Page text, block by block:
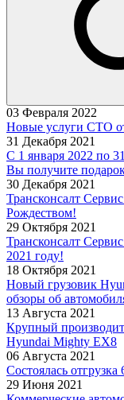
03 Февраля 2022
Новые услуги СТО
31 Декабря 2021
C 1 января 2022 по
Вы получите
30 Декабря 2021
Трансконсалт
Рождеством!
29 Октября 2021
Трансконсалт
2021 году!
18 Октября 2021
Новый грузовик
обзоры об
13 Августа 2021
Крупный
Hyundai Mighty EX8
06 Августа 2021
Состоялась
29 Июня 2021